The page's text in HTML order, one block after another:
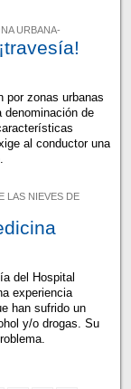
URBANA-
por zonas urbanas
denominación de
al conductor una
LAS NIEVES DE
del Hospital
experiencia
han sufrido un
y/o drogas. Su